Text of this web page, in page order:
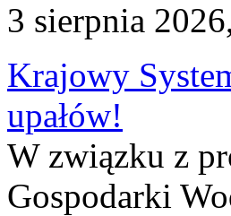
3 sierpnia
Krajowy
upałów!
W związku z
Gospodarki